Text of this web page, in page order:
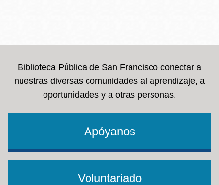
Biblioteca Pública de San Francisco conectar a
nuestras diversas comunidades al aprendizaje, a
oportunidades y a otras personas.
Apóyanos
Voluntariado